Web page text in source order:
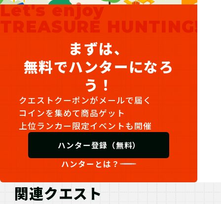
Let's enjoy
TREASURE HUNTING!
まずは、
無料でハンターになろ
う！
クエストクーポンがメールで届く
コインを集めて商品ゲット
上位ランカー限定イベントも開催
ハンター登録（無料）
ハンターとは？
関連クエスト